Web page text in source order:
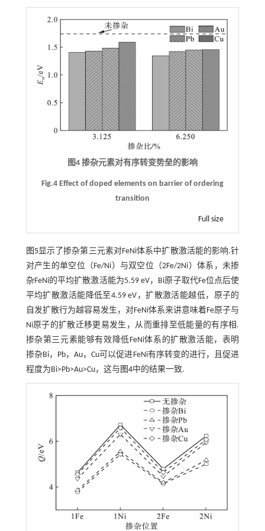
图4 掺杂元素对有序转变势垒的影响
Fig.4 Effect of doped elements on barrier of ordering
transition
Full size
图5显示了掺杂第三元素对FeNi体系中扩散激活能的影响.针
对产生的单空位（Fe/Ni）与双空位（2Fe/2Ni）体系，未掺
杂FeNi的平均扩散激活能为5.59 eV，Bi原子取代Fe位点后使
平均扩散激活能降低至4.59 eV，扩散激活能越低，原子的
自发扩散行为越容易发生，对FeNi体系来讲意味着Fe原子与
Ni原子的扩散迁移更易发生，从而重排至低能量的有序相.
掺杂第三元素能够有效降低FeNi体系的扩散激活能，表明
掺杂Bi，Pb，Au，Cu可以促进FeNi有序转变的进行，且促进
程度为Bi>Pb>Au>Cu，这与 图4中的结果一致.